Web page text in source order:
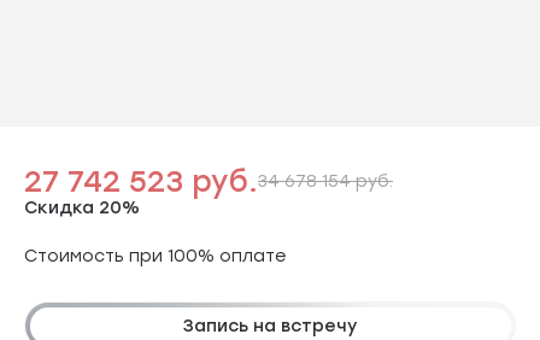
27 742 523 руб.
Скидка 20%
34 678 154 руб.
Стоимость при 100% оплате
Запись на встречу